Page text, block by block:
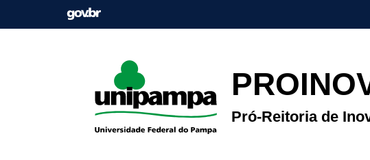
Pró-Reitoria de